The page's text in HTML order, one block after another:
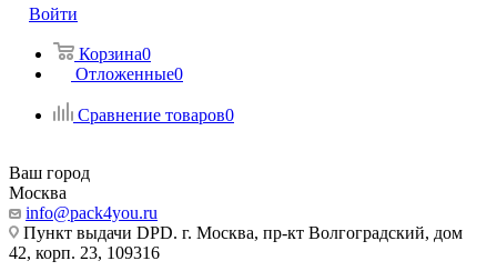
Войти
Корзина0
Отложенные0
Сравнение товаров0
Ваш город
Москва
info@pack4you.ru
Пункт выдачи DPD. г. Москва, пр-кт Волгоградский, дом
42, корп. 23, 109316